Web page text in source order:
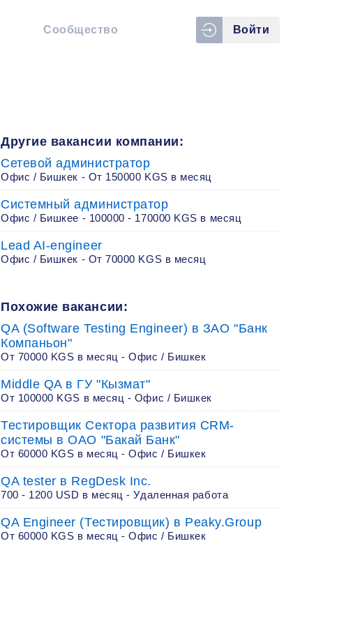
Сообщество Войти
Похожие вакансии:
QA (Software Testing Engineer) в ЗАО "Банк
Компаньон"
От 70000 KGS в месяц - Офис / Бишкек
Middle QA в ГУ "Кызмат"
От 100000 KGS в месяц - Офис / Бишкек
Тестировщик Сектора развития CRM-
системы в ОАО "Бакай Банк"
От 60000 KGS в месяц - Офис / Бишкек
QA tester в RegDesk Inc.
700 - 1200 USD в месяц - Удаленная работа
QA Engineer (Тестировщик) в Peaky.Group
От 60000 KGS в месяц - Офис / Бишкек
Другие вакансии компании:
Сетевой администратор
Офис / Бишкек - От 150000 KGS в месяц
Системный администратор
Офис / Бишкее - 100000 - 170000 KGS в месяц
Lead AI-engineer
Офис / Бишкек - От 70000 KGS в месяц